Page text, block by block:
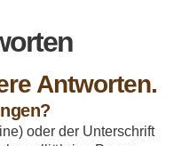
Antworten.
oder der Unterschrift